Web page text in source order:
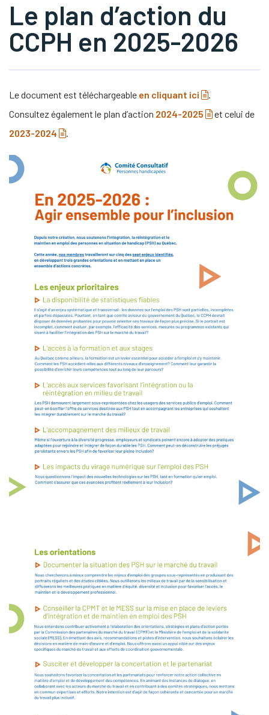
Will Open In A New Window)
Le plan d’action du
CCPH en 2025-2026
Le document est téléchargeable en cliquant ici (pdf)
.
Consultez également le plan d’action 2024-2025 (pdf)
et celui de
2023-2024
(pdf)
.